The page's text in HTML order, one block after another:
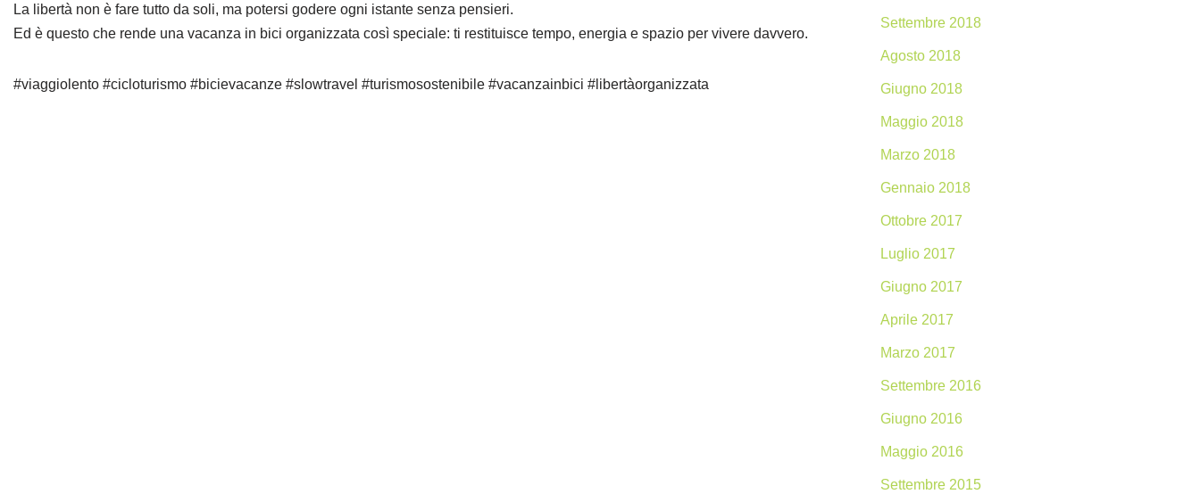
La libertà non è fare tutto da soli, ma potersi godere ogni istante senza pensieri.
Ed è questo che rende una vacanza in bici organizzata così speciale: ti restituisce tempo, energia e spazio per vivere davvero.
#viaggiolento #cicloturismo #bicievacanze #slowtravel #turismosostenibile #vacanzainbici #libertàorganizzata
Settembre 2018
Agosto 2018
Giugno 2018
Maggio 2018
Marzo 2018
Gennaio 2018
Ottobre 2017
Luglio 2017
Giugno 2017
Aprile 2017
Marzo 2017
Settembre 2016
Giugno 2016
Maggio 2016
Settembre 2015